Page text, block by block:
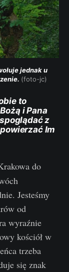
jednak u
(foto-jc)
to
i Pana
z
Im
do
Jesteśmy
od
wyraźnie
kościół w
trzeba
się znak